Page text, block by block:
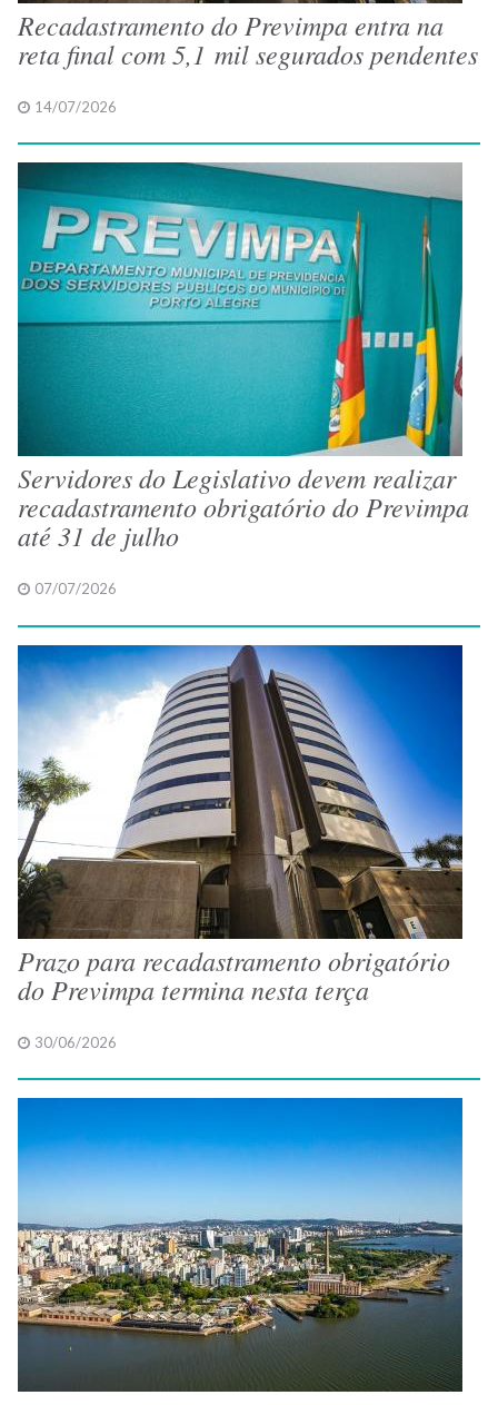
Recadastramento do Previmpa entra na
reta final com 5,1 mil segurados pendentes
14/07/2026
Servidores do Legislativo devem realizar
recadastramento obrigatório do Previmpa
até 31 de julho
07/07/2026
Prazo para recadastramento obrigatório
do Previmpa termina nesta terça
30/06/2026